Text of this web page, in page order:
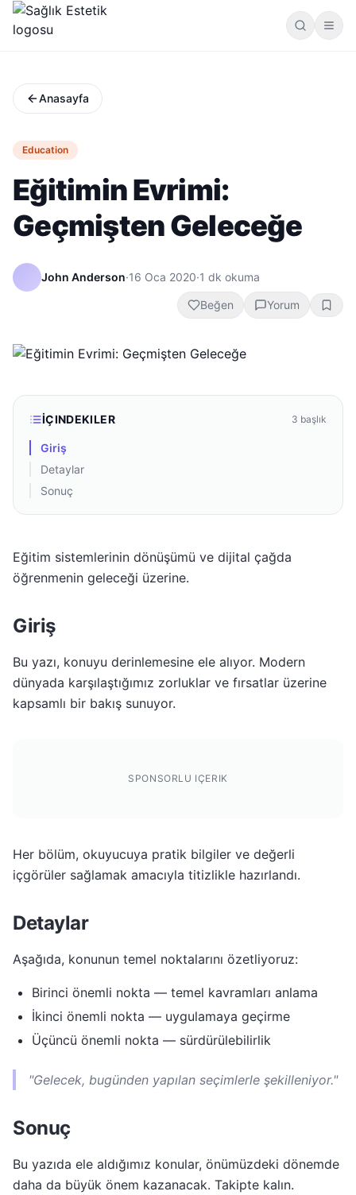
Anasayfa
Education
Eğitimin Evrimi:
Geçmişten Geleceğe
John Anderson·16 Oca 2020·1 dk okuma
Beğen Yorum
İÇINDEKILER 3 başlık
Giriş
Detaylar
Sonuç
Eğitim sistemlerinin dönüşümü ve dijital çağda
öğrenmenin geleceği üzerine.
Giriş
Bu yazı, konuyu derinlemesine ele alıyor. Modern
dünyada karşılaştığımız zorluklar ve fırsatlar üzerine
kapsamlı bir bakış sunuyor.
SPONSORLU IÇERIK
Her bölüm, okuyucuya pratik bilgiler ve değerli
içgörüler sağlamak amacıyla titizlikle hazırlandı.
Detaylar
Aşağıda, konunun temel noktalarını özetliyoruz:
Birinci önemli nokta — temel kavramları anlama
İkinci önemli nokta — uygulamaya geçirme
Üçüncü önemli nokta — sürdürülebilirlik
"Gelecek, bugünden yapılan seçimlerle şekilleniyor."
Sonuç
Bu yazıda ele aldığımız konular, önümüzdeki dönemde
daha da büyük önem kazanacak. Takipte kalın.